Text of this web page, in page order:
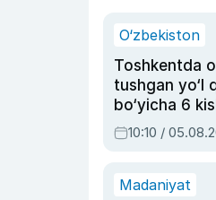
O‘zbekiston
Toshkentda
tushgan yo‘l
bo‘yicha 6
hukmi o‘qildi
10:10 /
Madaniyat